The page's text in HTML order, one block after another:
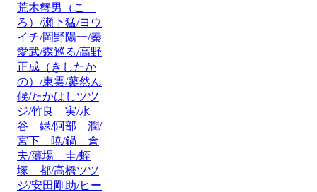
荒木蟹男（こゝ
ろ）/瀬下猛/ヨウ
イチ/岡野陽一/秦
愛武/森巡る/高野
正成（きしたか
の）/東雲/蓼然ん
候/たかはしツツ
ジ/竹良 実/水
谷 緑/阿部 潤/
宮下 暁/鍋 倉
夫/薄場 圭/蛭
塚 都/高橋ツツ
ジ/安田剛助/ヒー